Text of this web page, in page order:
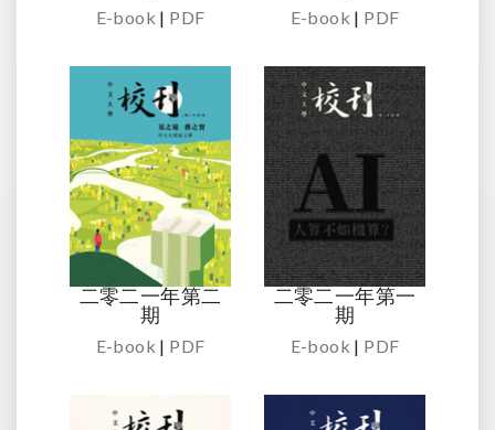
E-book | PDF E-book | PDF
二零二一年第二
期
E-book | PDF
二零二一年第一
期
E-book | PDF